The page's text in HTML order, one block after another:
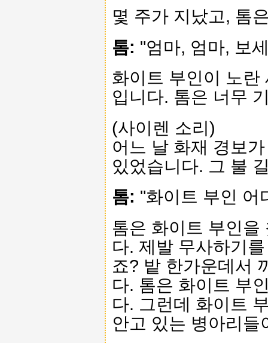
몇 주가 지났고, 톰
톰: "엄마, 엄마, 보
화이트 부인이 노란
입니다. 톰은 너무
(사이렌 소리)
어느 날 화재 경보
있었습니다. 그 불
톰: "화이트 부인 어
톰은 화이트 부인을
다. 제발 무사하기
죠? 밭 한가운데서
다. 톰은 화이트 부
다. 그런데 화이트
안고 있는 병아리들